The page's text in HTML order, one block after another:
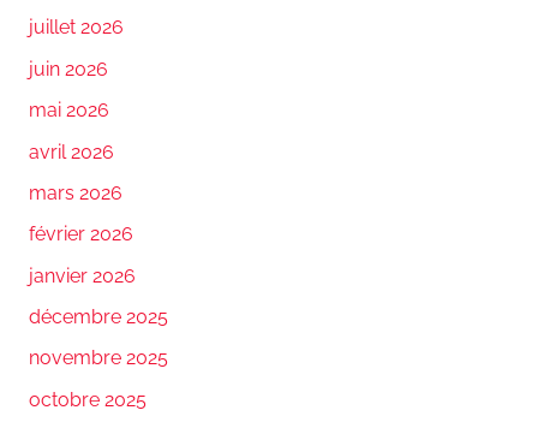
juillet 2026
juin 2026
mai 2026
avril 2026
mars 2026
février 2026
janvier 2026
décembre 2025
novembre 2025
octobre 2025